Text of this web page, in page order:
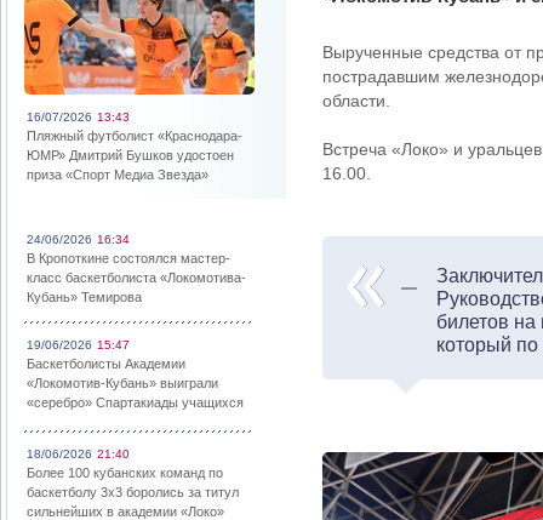
16/07/2026 13:43
Пляжный футболист «Краснодара-
ЮМР» Дмитрий Бушков удостоен
приза «Спорт Медиа Звезда»
24/06/2026 16:34
В Кропоткине состоялся мастер-
класс баскетболиста «Локомотива-
Кубань» Темирова
19/06/2026 15:47
Баскетболисты Академии
«Локомотив-Кубань» выиграли
«серебро» Спартакиады учащихся
18/06/2026 21:40
Более 100 кубанских команд по
баскетболу 3х3 боролись за титул
сильнейших в академии «Локо»
Вырученные средства от
пострадавшим
области.
Встреча «Локо» и
16.00.
билетов
который